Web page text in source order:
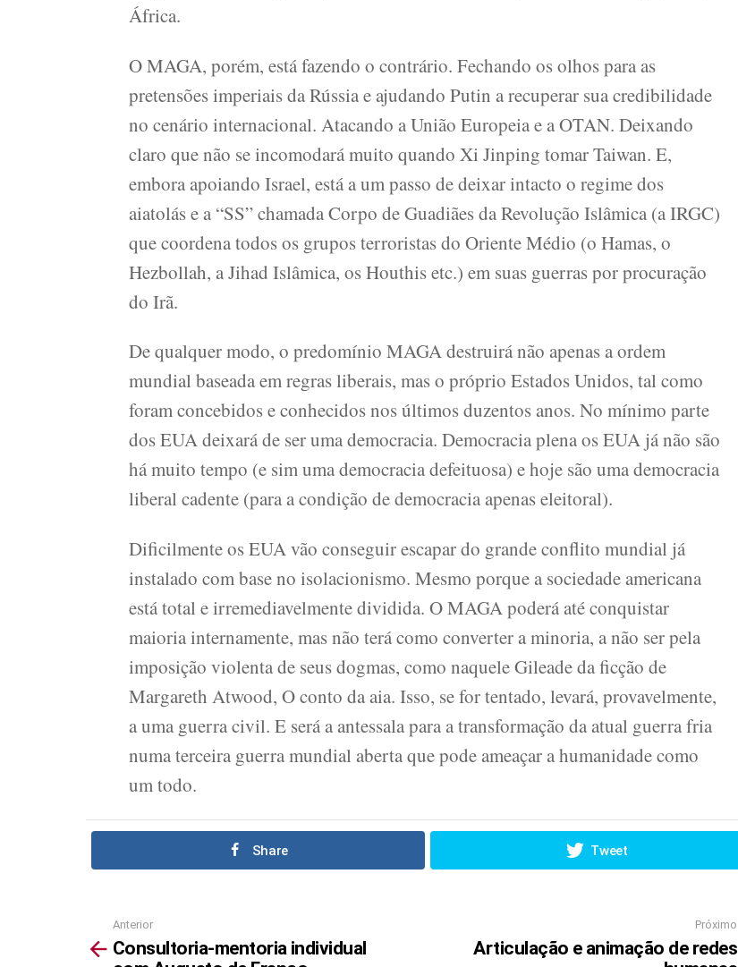
África.
O MAGA, porém, está fazendo o contrário. Fechando os olhos para as
pretensões imperiais da Rússia e ajudando Putin a recuperar sua credibilidade
no cenário internacional. Atacando a União Europeia e a OTAN. Deixando
claro que não se incomodará muito quando Xi Jinping tomar Taiwan. E,
embora apoiando Israel, está a um passo de deixar intacto o regime dos
aiatolás e a “SS” chamada Corpo de Guadiães da Revolução Islâmica (a IRGC)
que coordena todos os grupos terroristas do Oriente Médio (o Hamas, o
Hezbollah, a Jihad Islâmica, os Houthis etc.) em suas guerras por procuração
do Irã.
De qualquer modo, o predomínio MAGA destruirá não apenas a ordem
mundial baseada em regras liberais, mas o próprio Estados Unidos, tal como
foram concebidos e conhecidos nos últimos duzentos anos. No mínimo parte
dos EUA deixará de ser uma democracia. Democracia plena os EUA já não são
há muito tempo (e sim uma democracia defeituosa) e hoje são uma democracia
liberal cadente (para a condição de democracia apenas eleitoral).
Dificilmente os EUA vão conseguir escapar do grande conflito mundial já
instalado com base no isolacionismo. Mesmo porque a sociedade americana
está total e irremediavelmente dividida. O MAGA poderá até conquistar
maioria internamente, mas não terá como converter a minoria, a não ser pela
imposição violenta de seus dogmas, como naquele Gileade da ficção de
Margareth Atwood, O conto da aia. Isso, se for tentado, levará, provavelmente,
a uma guerra civil. E será a antessala para a transformação da atual guerra fria
numa terceira guerra mundial aberta que pode ameaçar a humanidade como
um todo.
Share Tweet
See
more
Anterior
Consultoria-mentoria individual
Próximo
Articulação e animação de redes